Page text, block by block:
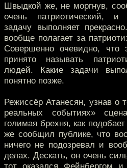
Швыдкой же, не моргнув,
очень патриотический, и
задачу выполняет
вообще полагает за
Совершенно очевидно,
принято называть
людей. Какие задачи
понятно позже.
Режиссёр Атанесян, узнав о
реальных событиях»
голимая брехня, как
же сообщил публике, что
ничего не подозревал и
делах. Дескать, он очень